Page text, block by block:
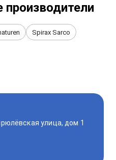
Spirax Sarco
улица, дом 1